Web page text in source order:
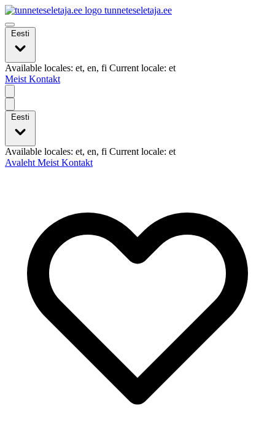
tunneteseletaja.ee
Eesti
Available locales: et, en, fi Current locale: et
Meist Kontakt
Eesti
Available locales: et, en, fi Current locale: et
Avaleht Meist Kontakt